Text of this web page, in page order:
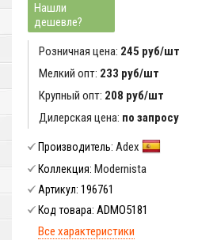
Нашли
дешевле?
Розничная цена: 245 руб/шт
Мелкий опт: 233 руб/шт
Крупный опт: 208 руб/шт
Дилерская цена: по запросу
Производитель: Adex
Коллекция: Modernista
Артикул: 196761
Код товара: ADMO5181
Все характеристики